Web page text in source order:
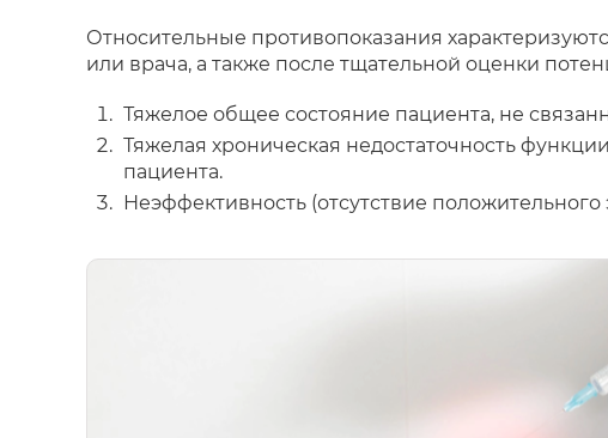
Относительные противопоказания
или врача, а также после тщательной оценки
Тяжелое общее состояние пациента, не
Тяжелая хроническая недостаточность
пациента.
Неэффективность (отсутствие